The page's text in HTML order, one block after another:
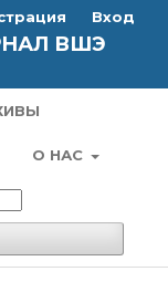
ВШЭ
О НАС
Вход